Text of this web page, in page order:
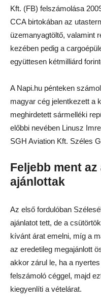
Kft. (FB) felszámolása
CCA birtokában az
üzemanyagtöltő, valamint
kezében pedig a
együttesen kétmilliárd
A Napi.hu pénteken
magyar cég jelentkezett a
meghirdetett sármelléki
előbbi nevében Linusz
SGH Aviation Kft. Széles
Feljebb ment
ajánlottak
Az első fordulóban
ajánlatot tett, de a
kívánt árat emelni, míg a
az eredetileg megajánlott
akkor zárul le, ha a
felszámoló céggel, majd
kiegyenlíti a vételárat.